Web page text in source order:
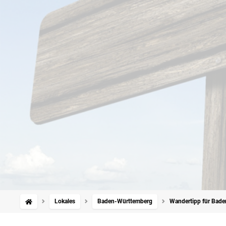
Lokales Baden-Württemberg Wandertipp für